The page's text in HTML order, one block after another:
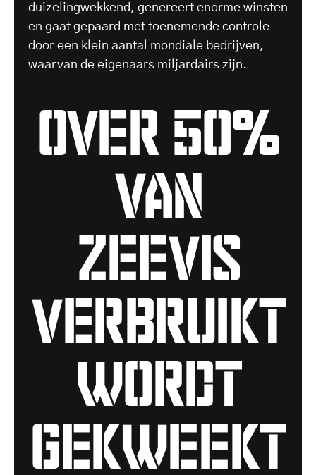
duizelingwekkend, genereert enorme winsten
en gaat gepaard met toenemende controle
door een klein aantal mondiale bedrijven,
waarvan de eigenaars miljardairs zijn.
over 50%
van
zeevis
verbruikt
wordt
gekweekt